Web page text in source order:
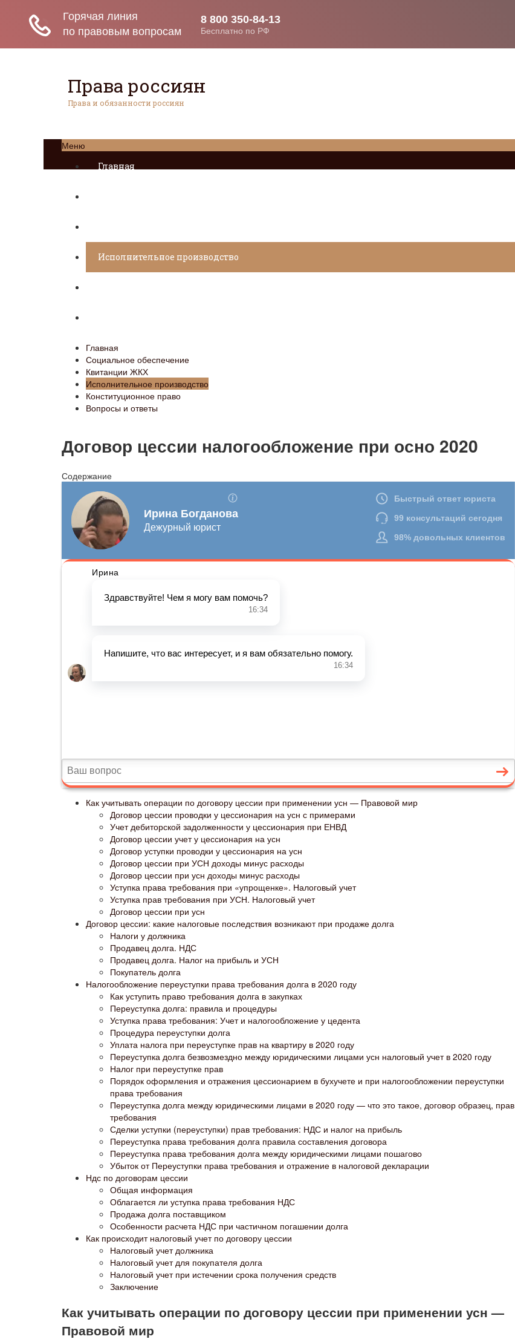
Права россиян
Права и обязанности россиян
Меню
Главная
Исполнительное производство
Главная
Социальное обеспечение
Квитанции ЖКХ
Исполнительное производство
Конституционное право
Вопросы и ответы
Договор цессии налогообложение при осно 2020
Содержание
Как учитывать операции по договору цессии при применении усн — Правовой мир
Договор цессии проводки у цессионария на усн с примерами
Учет дебиторской задолженности у цессионария при ЕНВД
Договор цессии учет у цессионария на усн
Договор уступки проводки у цессионария на усн
Договор цессии при УСН доходы минус расходы
Договор цессии при усн доходы минус расходы
Уступка права требования при «упрощенке». Налоговый учет
Уступка прав требования при УСН. Налоговый учет
Договор цессии при усн
Договор цессии: какие налоговые последствия возникают при продаже долга
Налоги у должника
Продавец долга. НДС
Продавец долга. Налог на прибыль и УСН
Покупатель долга
Налогообложение переуступки права требования долга в 2020 году
Как уступить право требования долга в закупках
Переуступка долга: правила и процедуры
Уступка права требования: Учет и налогообложение у цедента
Процедура переуступки долга
Уплата налога при переуступке прав на квартиру в 2020 году
Переуступка долга безвозмездно между юридическими лицами усн налоговый учет в 2020 году
Налог при переуступке прав
Порядок оформления и отражения цессионарием в бухучете и при налогообложении переуступки
права требования
Переуступка долга между юридическими лицами в 2020 году — что это такое, договор образец, прав
требования
Сделки уступки (переуступки) прав требования: НДС и налог на прибыль
Переуступка права требования долга правила составления договора
Переуступка права требования долга между юридическими лицами пошагово
Убыток от Переуступки права требования и отражение в налоговой декларации
Ндс по договорам цессии
Общая информация
Облагается ли уступка права требования НДС
Продажа долга поставщиком
Особенности расчета НДС при частичном погашении долга
Как происходит налоговый учет по договору цессии
Налоговый учет должника
Налоговый учет для покупателя долга
Налоговый учет при истечении срока получения средств
Заключение
Как учитывать операции по договору цессии при применении усн —
Правовой мир